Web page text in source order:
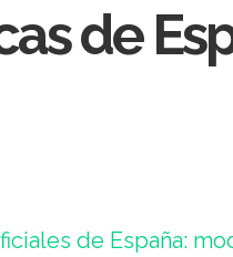
de
de España: